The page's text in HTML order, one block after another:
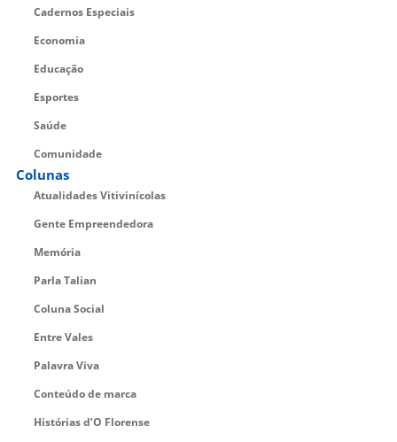
Cadernos Especiais
Economia
Educação
Esportes
Saúde
Comunidade
Colunas
Atualidades Vitivinícolas
Gente Empreendedora
Memória
Parla Talian
Coluna Social
Entre Vales
Palavra Viva
Conteúdo de marca
Histórias d’O Florense